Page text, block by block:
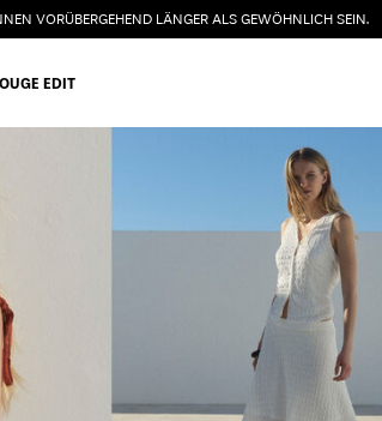
VORÜBERGEHEND LÄNGER ALS GEWÖHNLICH SEIN.
EDIT